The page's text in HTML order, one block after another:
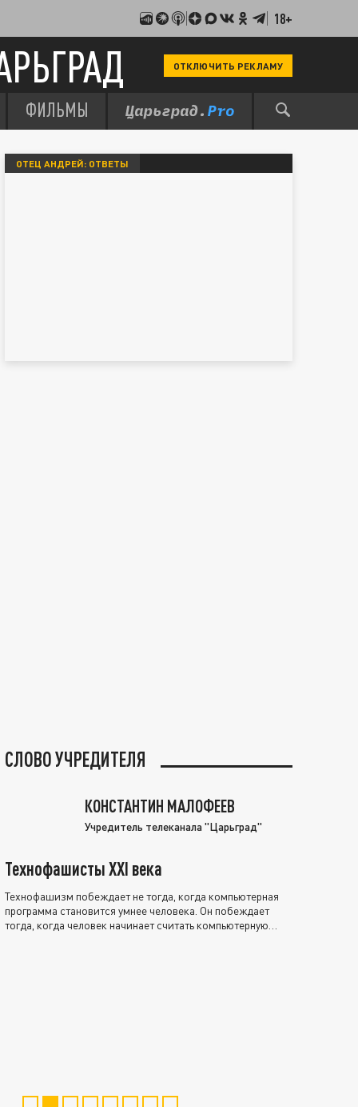
18+
ОТКЛЮЧИТЬ РЕКЛАМУ
ФИЛЬМЫ
ОТЕЦ АНДРЕЙ: ОТВЕТЫ
СЛОВО УЧРЕДИТЕЛЯ
КОНСТАНТИН МАЛОФЕЕВ
Учредитель телеканала "Царьград"
Технофашисты XXI века
Технофашизм побеждает не тогда, когда компьютерная
программа становится умнее человека. Он побеждает
тогда, когда человек начинает считать компьютерную